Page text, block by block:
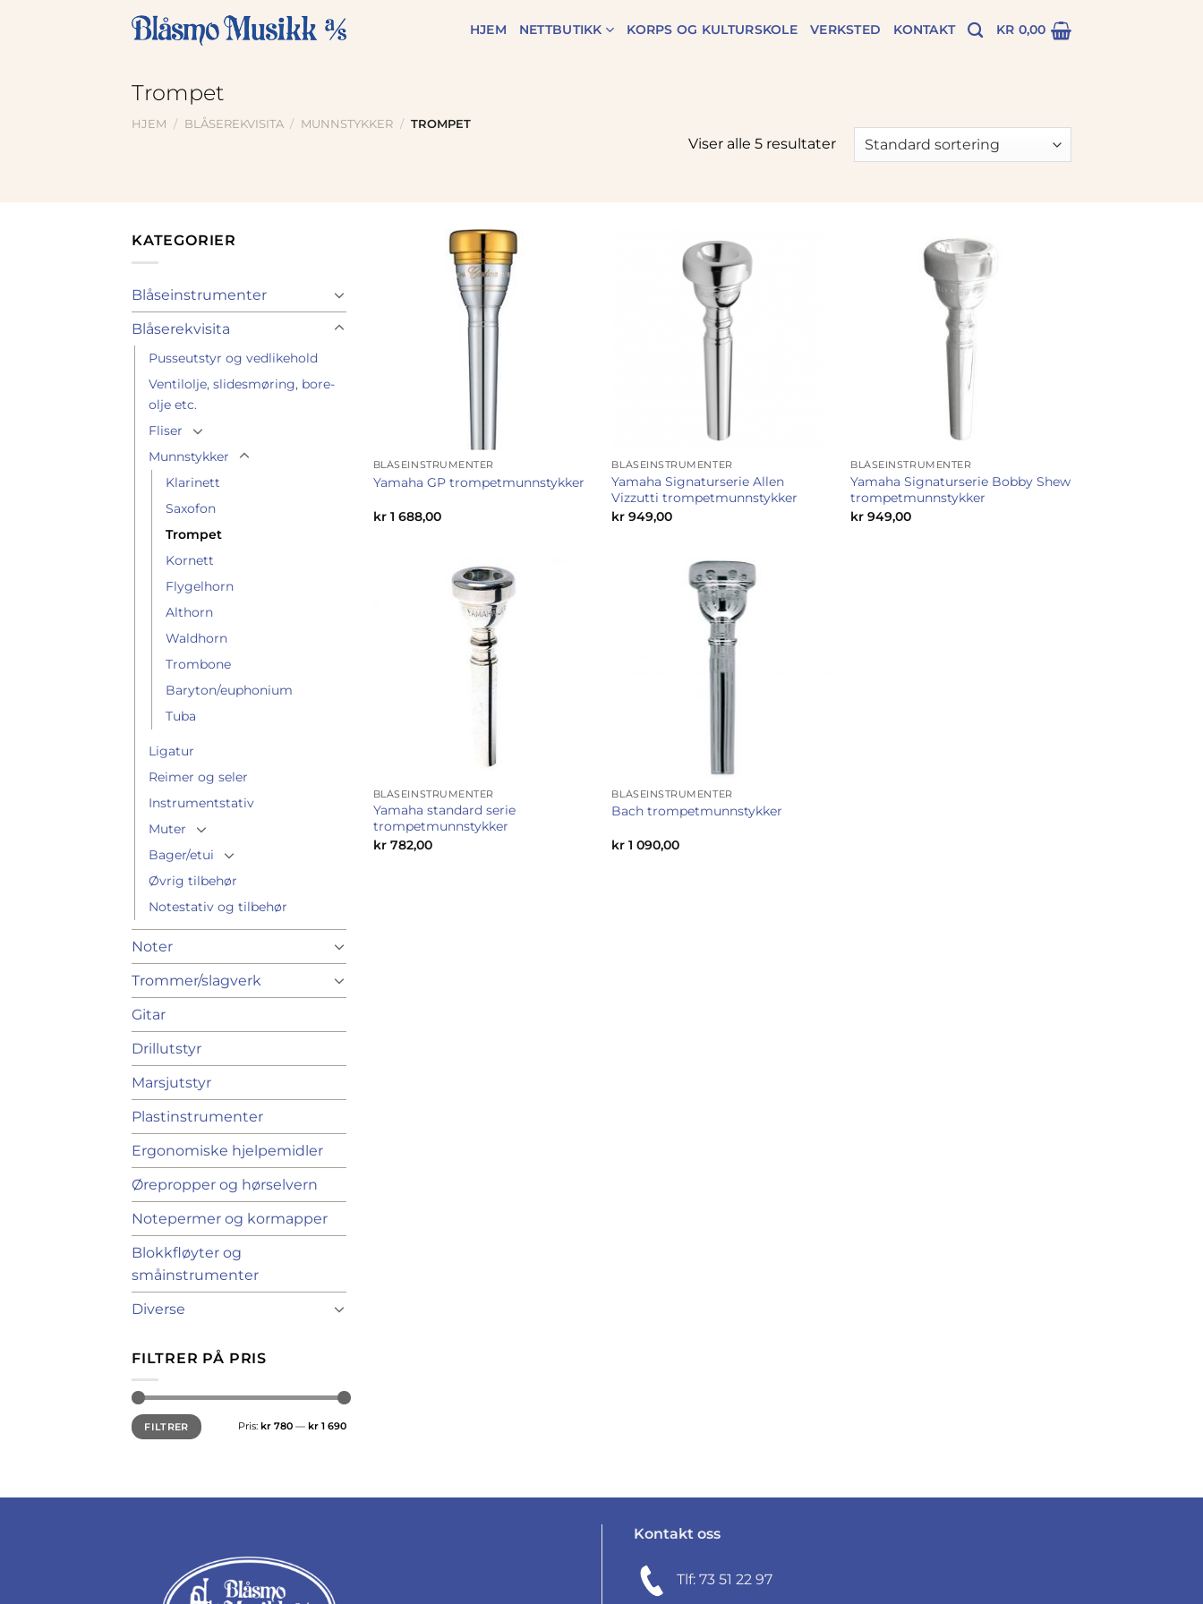
HJEM NETTBUTIKK KORPS OG KULTURSKOLE VERKSTED KONTAKT KR 0,00
Trompet
HJEM / BLÅSEREKVISITA / MUNNSTYKKER / TROMPET
Viser alle 5 resultater
KATEGORIER
Blåseinstrumenter
Blåserekvisita
Pusseutstyr og vedlikehold
Ventilolje, slidesmøring, bore-
olje etc.
Fliser
Munnstykker
Klarinett
Saxofon
Trompet
Kornett
Flygelhorn
Althorn
Waldhorn
Trombone
Baryton/euphonium
Tuba
Ligatur
Reimer og seler
Instrumentstativ
Muter
Bager/etui
Øvrig tilbehør
Notestativ og tilbehør
Noter
Trommer/slagverk
Gitar
Drillutstyr
Marsjutstyr
Plastinstrumenter
Ergonomiske hjelpemidler
Ørepropper og hørselvern
Notepermer og kormapper
Blokkfløyter og
småinstrumenter
Diverse
FILTRER PÅ PRIS
Min.
pris
Makspris
FILTRER Pris: kr 780 — kr 1 690
BLÅSEINSTRUMENTER
Yamaha GP trompetmunnstykker
kr1 688,00
BLÅSEINSTRUMENTER
Yamaha Signaturserie Allen
Vizzutti trompetmunnstykker
kr 949,00
BLÅSEINSTRUMENTER
Yamaha Signaturserie Bobby Shew
trompetmunnstykker
kr 949,00
BLÅSEINSTRUMENTER
Yamaha standard serie
trompetmunnstykker
kr782,00
BLÅSEINSTRUMENTER
Bach trompetmunnstykker
kr 1 090,00
Kontakt oss
Tlf: 73 51 22 97